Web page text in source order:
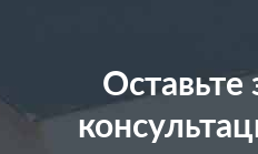
Оставьте